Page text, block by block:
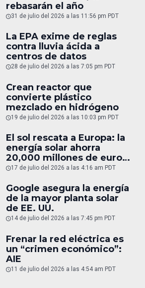
rebasarán el año
31 de julio del 2026 a las 11:56 pm PDT
La EPA exime de reglas
contra lluvia ácida a
centros de datos
28 de julio del 2026 a las 7:05 pm PDT
Crean reactor que
convierte plástico
mezclado en hidrógeno
19 de julio del 2026 a las 10:03 pm PDT
El sol rescata a Europa: la
energía solar ahorra
20,000 millones de euros
en gas
17 de julio del 2026 a las 4:16 am PDT
Google asegura la energía
de la mayor planta solar
de EE. UU.
14 de julio del 2026 a las 7:45 pm PDT
Frenar la red eléctrica es
un “crimen económico”:
AIE
11 de julio del 2026 a las 4:54 am PDT